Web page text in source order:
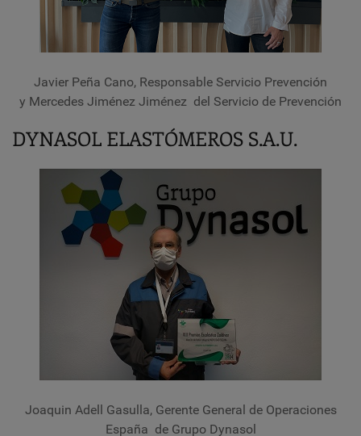
Javier Peña Cano, Responsable Servicio Prevención
y Mercedes Jiménez Jiménez del Servicio de Prevención
DYNASOL ELASTÓMEROS S.A.U.
Joaquin Adell Gasulla, Gerente General de Operaciones
España de Grupo Dynasol